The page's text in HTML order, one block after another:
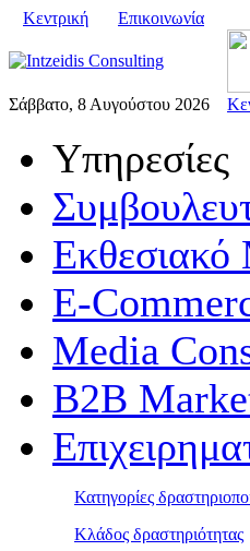
Κεντρική Επικοινωνία
Σάββατο, 8 Αυγούστου 2026
Υπηρεσίες
Εκθεσιακό
E-
Media
B2B
Κατηγορίες
Κλάδος δραστηριότητας